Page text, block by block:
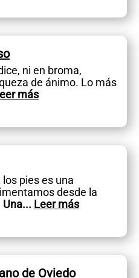
ni en broma,
de ánimo. Lo más
más
pies es una
desde la
Una... Leer más
de Oviedo